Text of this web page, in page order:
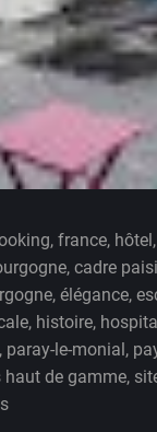
, france, hôtel,
, cadre
, élégance,
, histoire,
, paray-le-monial,
haut de gamme,